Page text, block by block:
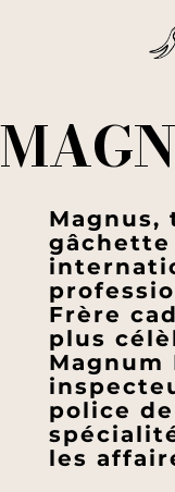
Magnus,
Frère
plus
Magnum
police de
les